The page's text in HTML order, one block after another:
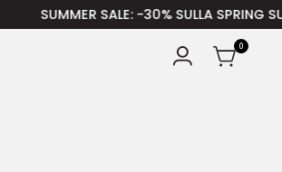
SUMMER SALE: -30% SULLA SPRING
0